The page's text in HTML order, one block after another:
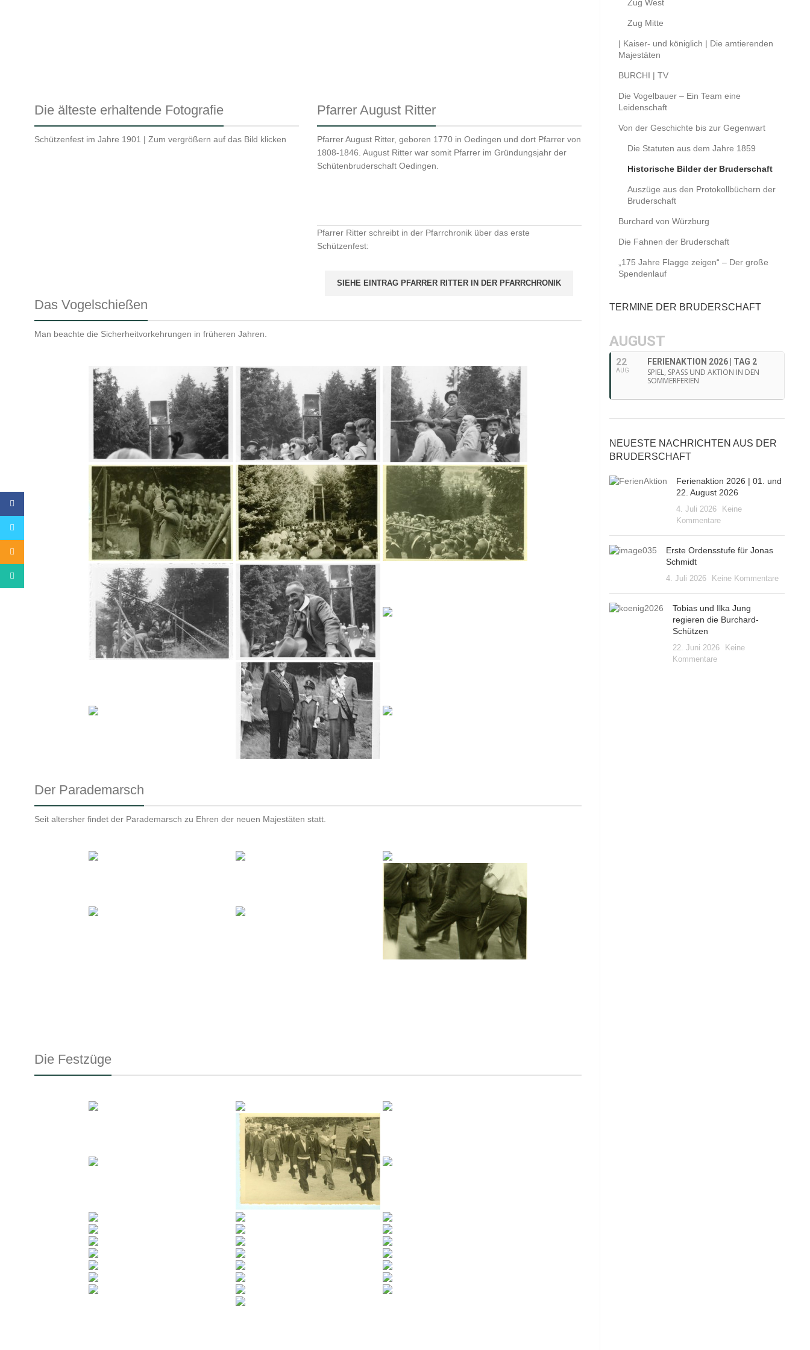
Die älteste erhaltende Fotografie
Schützenfest im Jahre 1901 | Zum vergrößern auf das Bild klicken
Pfarrer August Ritter
Pfarrer August Ritter, geboren 1770 in Oedingen und dort Pfarrer von
1808-1846. August Ritter war somit Pfarrer im Gründungsjahr der
Schütenbruderschaft Oedingen.
Pfarrer Ritter schreibt in der Pfarrchronik über das erste
Schützenfest:
SIEHE EINTRAG PFARRER RITTER IN DER PFARRCHRONIK
Das Vogelschießen
Man beachte die Sicherheitvorkehrungen in früheren Jahren.
Der Parademarsch
Seit altersher findet der Parademarsch zu Ehren der neuen Majestäten statt.
Die Festzüge
Zug West
Zug Mitte
| Kaiser- und königlich | Die amtierenden
Majestäten
BURCHI | TV
Die Vogelbauer – Ein Team eine
Leidenschaft
Von der Geschichte bis zur Gegenwart
Die Statuten aus dem Jahre 1859
Historische Bilder der Bruderschaft
Auszüge aus den Protokollbüchern der
Bruderschaft
Burchard von Würzburg
Die Fahnen der Bruderschaft
„175 Jahre Flagge zeigen“ – Der große
Spendenlauf
TERMINE DER BRUDERSCHAFT
AUGUST
22
AUG
FERIENAKTION 2026 | TAG 2
SPIEL, SPASS UND AKTION IN DEN
SOMMERFERIEN
NEUESTE NACHRICHTEN AUS DER
BRUDERSCHAFT
Ferienaktion 2026 | 01. und
22. August 2026
4. Juli 2026
Keine
Kommentare
Erste Ordensstufe für Jonas
Schmidt
4. Juli 2026 Keine Kommentare
Tobias und Ilka Jung
regieren die Burchard-
Schützen
22. Juni 2026
Keine
Kommentare